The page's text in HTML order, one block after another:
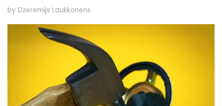
by Džeremijs Laukkonens